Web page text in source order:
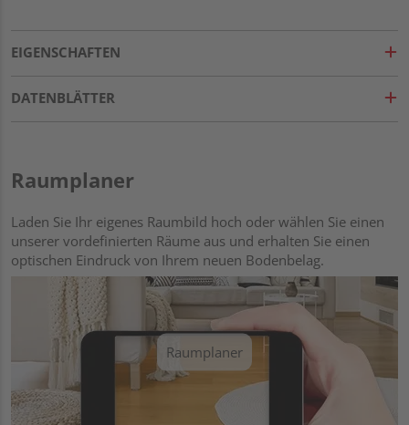
EIGENSCHAFTEN
DATENBLÄTTER
Raumplaner
Laden Sie Ihr eigenes Raumbild hoch oder wählen Sie einen
unserer vordefinierten Räume aus und erhalten Sie einen
optischen Eindruck von Ihrem neuen Bodenbelag.
Raumplaner